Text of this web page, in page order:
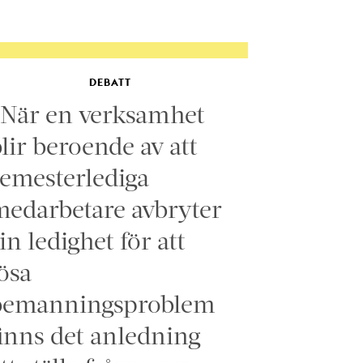
DEBATT
en verksamhet
beroende av att
avbryter
ledighet för att
det anledning